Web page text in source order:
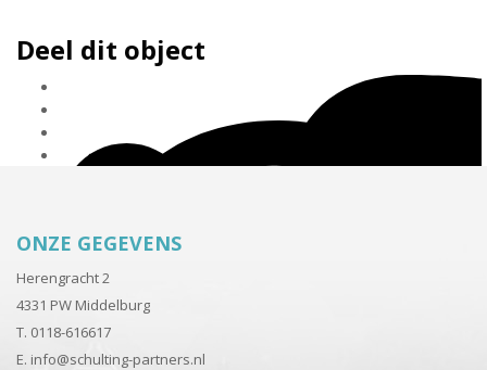
Deel dit object
ONZE GEGEVENS
Herengracht 2
4331 PW Middelburg
T. 0118-616617
E. info@schulting-partners.nl